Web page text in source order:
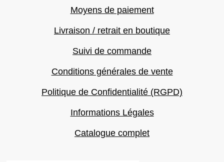
Moyens de paiement
Livraison / retrait en boutique
Suivi de commande
Conditions générales de vente
Politique de Confidentialité (RGPD)
Informations Légales
Catalogue complet